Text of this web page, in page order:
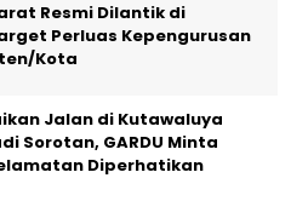
Resmi Dilantik di
Perluas Kepengurusan
Kota
Jalan di Kutawaluya
Sorotan, GARDU Minta
Diperhatikan